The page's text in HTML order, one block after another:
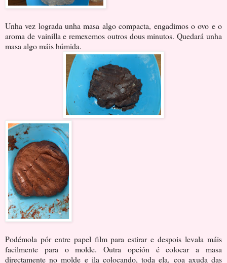
Unha vez lograda unha masa algo compacta, engadimos o ovo e o
aroma de vainilla e remexemos outros dous minutos. Quedará unha
masa algo máis húmida.
Podémola pór entre papel film para estirar e despois levala máis
facilmente para o molde. Outra opción é colocar a masa
directamente no molde e ila colocando, toda ela, coa axuda das